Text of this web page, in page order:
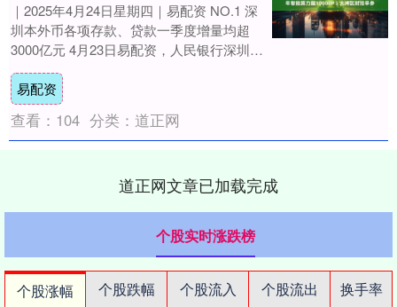
｜2025年4月24日星期四｜易配资 NO.1 深
圳本外币各项存款、贷款一季度增量均超
3000亿元 4月23日易配资，人民银行深圳市
分行介绍深圳金融运行情况。今....
易配资
查看： 104 分类： 道正网
道正网文章已加载完成
个股实时涨跌榜
个股涨幅 个股跌幅 个股流入 个股流出
换手率